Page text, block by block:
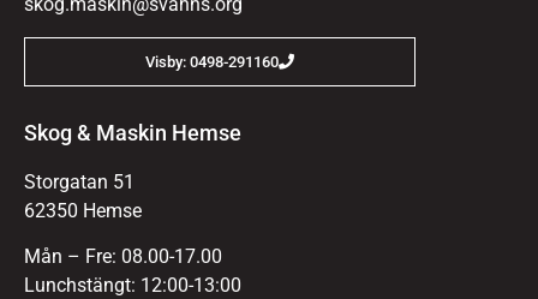
Visby: 0498-291160
Skog & Maskin Hemse
Storgatan 51
62350 Hemse
Mån – Fre: 08.00-17.00
Lunchstängt: 12:00-13:00